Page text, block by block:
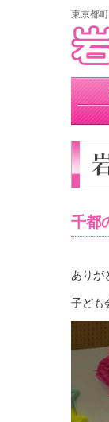
東京都
プロフィール
千都
ありが
子ども